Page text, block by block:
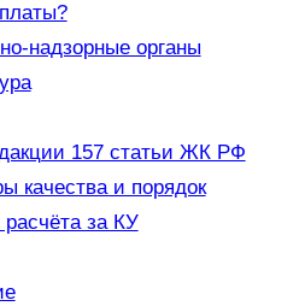
надзорные органы
157 статьи ЖК РФ
качества и порядок
за КУ